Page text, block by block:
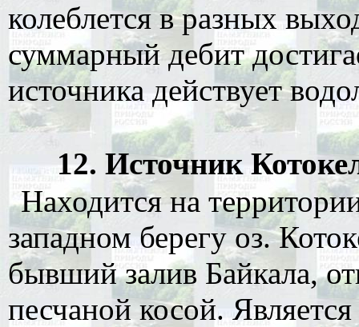
колеблется в разных
суммарный дебит
источника действует
12. Источник
Находится на
западном берегу оз.
бывший залив Байкала,
песчаной косой.